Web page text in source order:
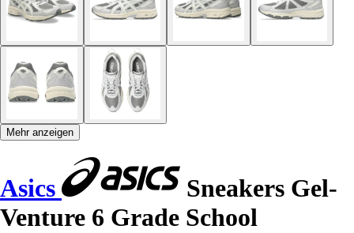
Mehr anzeigen
Asics
Sneakers Gel-
Venture 6 Grade School